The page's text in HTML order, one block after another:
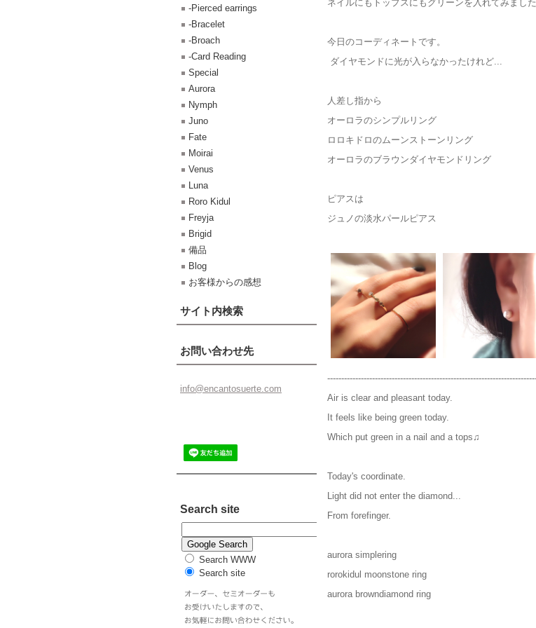
ネイルにもトップスにもグリーンを入れてみまし
今日のコーディネートです。
ダイヤモンドに光が入らなかったけれど...
人差し指から
オーロラのシンプルリング
ロロキドロのムーンストーンリング
オーロラのブラウンダイヤモンドリング
ピアスは
ジュノの淡水パールピアス
Air is clear and pleasant today.
It feels like being green today.
Which put green in a nail and a tops♫
Today's coordinate.
Light did not enter the diamond...
From forefinger.
aurora simplering
rorokidul moonstone ring
aurora browndiamond ring
-Pierced earrings
-Bracelet
-Broach
-Card Reading
Special
Aurora
Nymph
Juno
Fate
Moirai
Venus
Luna
Roro Kidul
Freyja
Brigid
備品
Blog
お客様からの感想
サイト内検索
お問い合わせ先
info@encantosuerte.com
Search site
Search WWW
Search site